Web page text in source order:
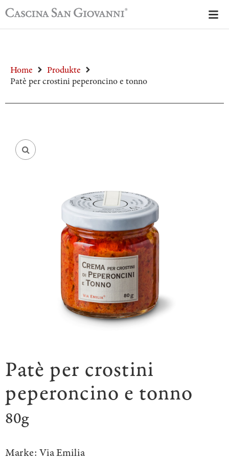
Home
Produkte
Patè per crostini peperoncino e tonno
Patè per crostini
peperoncino e tonno
80g
Marke: Via Emilia